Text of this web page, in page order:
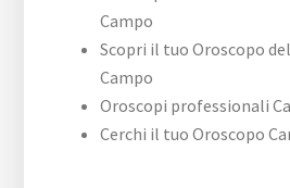
Campo
Scopri il tuo Oroscopo
Campo
Oroscopi professionali
Cerchi il tuo Oroscopo